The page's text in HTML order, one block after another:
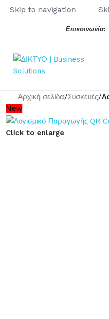
Skip to navigation
Επικοινωνία:
Αρχική σελίδα/Συσκευές/
New
Click to enlarge